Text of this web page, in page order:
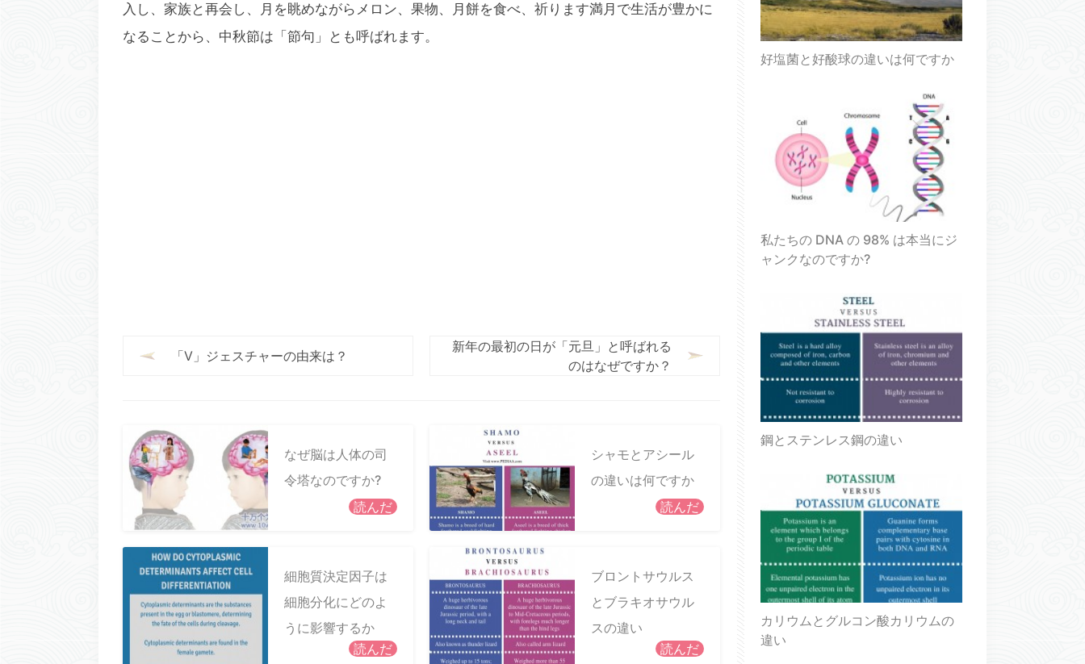
入し、家族と再会し、月を眺めながらメロン、果物、月餅を食べ、祈ります満月で生活が豊かに
なることから、中秋節は「節句」とも呼ばれます。
「V」ジェスチャーの由来は？
新年の最初の日が「元旦」と呼ばれる
のはなぜですか？
なぜ脳は人体の司
令塔なのですか?
読んだ
シャモとアシール
の違いは何ですか
読んだ
細胞質決定因子は
細胞分化にどのよ
うに影響するか
読んだ
ブロントサウルス
とブラキオサウル
スの違い
読んだ
好塩菌と好酸球の違いは何ですか
私たちの DNA の 98% は本当にジ
ャンクなのですか?
鋼とステンレス鋼の違い
カリウムとグルコン酸カリウムの
違い